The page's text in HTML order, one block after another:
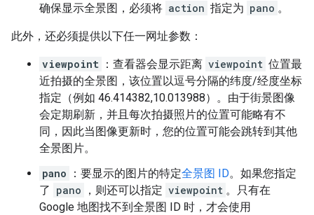
确保显示全景图，必须将 action 指定为 pano 。
此外，还必须提供以下任一网址参数：
viewpoint ：查看器会显示距离 viewpoint 位置最
近拍摄的全景图，该位置以逗号分隔的纬度/经度坐标
指定（例如 46.414382,10.013988）。由于街景图像
会定期刷新，并且每次拍摄照片的位置可能略有不
同，因此当图像更新时，您的位置可能会跳转到其他
全景图片。
pano
：要显示的图片的特定全景图 ID。如果您指定
了 pano ，则还可以指定 viewpoint 。只有在
Google 地图找不到全景图 ID 时，才会使用